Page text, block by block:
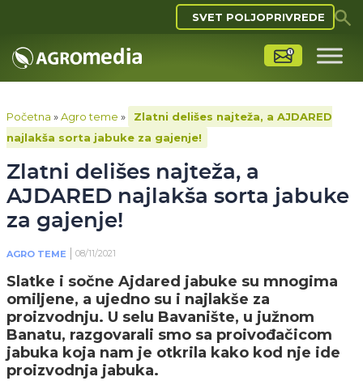
SVET POLJOPRIVREDE
Početna »Agro teme »
Zlatni delišes najteža, a AJDARED
najlakša sorta jabuke za gajenje!
Zlatni delišes najteža, a
AJDARED najlakša sorta jabuke
za gajenje!
AGRO TEME 08/11/2021
Slatke i sočne Ajdared jabuke su mnogima
omiljene, a ujedno su i najlakše za
proizvodnju. U selu Bavanište, u južnom
Banatu, razgovarali smo sa proivođačicom
jabuka koja nam je otkrila kako kod nje ide
proizvodnja jabuka.